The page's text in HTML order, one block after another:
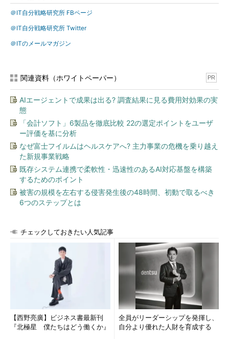
＠IT自分戦略研究所 FBページ
＠IT自分戦略研究所 Twitter
＠ITのメールマガジン
関連資料（ホワイトペーパー） PR
AIエージェントで成果は出る? 調査結果に見る費用対効果の実
態
「会計ソフト」6製品を徹底比較 22の選定ポイントをユーザ
ー評価を基に分析
なぜ富士フイルムはヘルスケアへ? 主力事業の危機を乗り越え
た新規事業戦略
既存システム連携で柔軟性・迅速性のあるAI対応基盤を構築
するためのポイント
被害の規模を左右する侵害発生後の48時間、初動で取るべき
6つのステップとは
チェックしておきたい人気記事
【西野亮廣】ビジネス書最新刊
『北極星 僕たちはどう働くか』
全員がリーダーシップを発揮し、
自分より優れた人財を育成する